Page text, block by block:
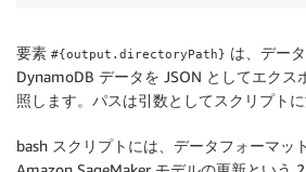
要素 #{output.directoryPath} は、デー
DynamoDB データを JSON としてエクス
照します。パスは引数としてスクリプトに
bash スクリプトには、データフォーマッ